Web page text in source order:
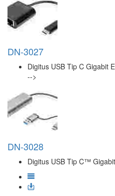
DN-3027
Digitus USB Tip C Gigabit
-->
DN-3028
Digitus USB Tip C™